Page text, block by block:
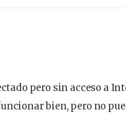
pero sin acceso a
bien, pero no